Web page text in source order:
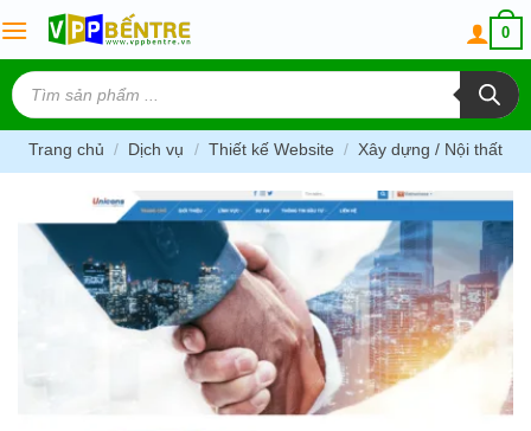
to
content
0
Tìm
kiếm
sản
phẩm
Trang chủ / Dịch vụ / Thiết kế Website / Xây dựng / Nội thất